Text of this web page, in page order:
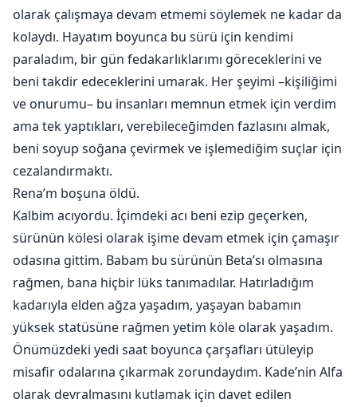
olarak çalışmaya devam etmemi söylemek ne kadar da
kolaydı. Hayatım boyunca bu sürü için kendimi
paraladım, bir gün fedakarlıklarımı göreceklerini ve
beni takdir edeceklerini umarak. Her şeyimi –kişiliğimi
ve onurumu– bu insanları memnun etmek için verdim
ama tek yaptıkları, verebileceğimden fazlasını almak,
beni soyup soğana çevirmek ve işlemediğim suçlar için
cezalandırmaktı.
Rena’m boşuna öldü.
Kalbim acıyordu. İçimdeki acı beni ezip geçerken,
sürünün kölesi olarak işime devam etmek için çamaşır
odasına gittim. Babam bu sürünün Beta’sı olmasına
rağmen, bana hiçbir lüks tanımadılar. Hatırladığım
kadarıyla elden ağza yaşadım, yaşayan babamın
yüksek statüsüne rağmen yetim köle olarak yaşadım.
Önümüzdeki yedi saat boyunca çarşafları ütüleyip
misafir odalarına çıkarmak zorundaydım. Kade’nin Alfa
olarak devralmasını kutlamak için davet edilen